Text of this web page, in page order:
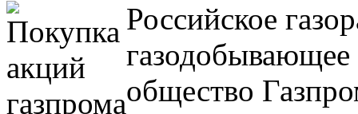
Российское
газодобывающее
общество